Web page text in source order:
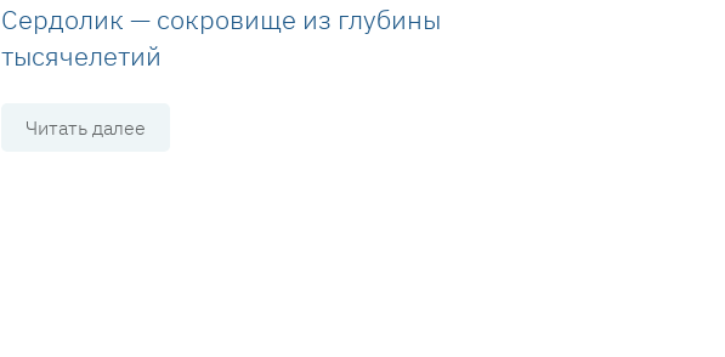
Сердолик — сокровище из глубины
тысячелетий
Читать далее